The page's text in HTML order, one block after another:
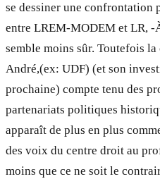
se dessiner une confrontation
entre LREM-MODEM et LR, -
semble moins sûr. Toutefois
André,(ex: UDF) (et son
prochaine) compte tenu des
partenariats politiques
apparaît de plus en plus
des voix du centre droit au
moins que ce ne soit le